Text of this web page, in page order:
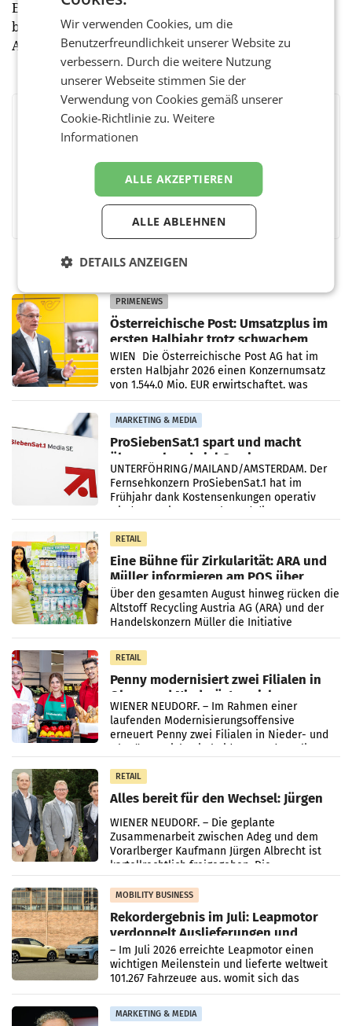
Entwicklungspotenzial aufweisen, überzeugt Copilot
bereits jetzt durch seinen praktischen Nutzen im
Arbeitsalltag.
BEWERTEN SIE DIESEN ARTIKEL
TwitterMessengerWhatsAppLinkedInXING Teilen
PRIMENEWS
Österreichische Post: Umsatzplus im
ersten Halbjahr trotz schwachem
Briefgeschäft
WIEN Die Österreichische Post AG hat im
ersten Halbjahr 2026 einen Konzernumsatz
von 1.544,0 Mio. EUR erwirtschaftet, was
einem Plus von 3,8 Prozent gegenüber dem
Vergleichszeitraum
MARKETING & MEDIA
ProSiebenSat.1 spart und macht
überraschend viel Gewinn
UNTERFÖHRING/MAILAND/AMSTERDAM. Der
Fernsehkonzern ProSiebenSat.1 hat im
Frühjahr dank Kostensenkungen operativ
wieder Gewinn gemacht und die
RETAIL
Eine Bühne für Zirkularität: ARA und
Müller informieren am POS über
Kreislauffähigkeit
Über den gesamten August hinweg rücken die
Altstoff Recycling Austria AG (ARA) und der
Handelskonzern Müller die Initiative
„Kreislauf-Helden“ in allen österreichischen
Müller-Filialen
RETAIL
Penny modernisiert zwei Filialen in
Ober- und Niederösterreich
WIENER NEUDORF. – Im Rahmen einer
laufenden Modernisierungsoffensive
erneuert Penny zwei Filialen in Nieder- und
Oberösterreich. Die beiden Standorte liegen
RETAIL
Alles bereit für den Wechsel: Jürgen
Albrecht setzt ab 1.1.2027 auf Adeg
WIENER NEUDORF. – Die geplante
Zusammenarbeit zwischen Adeg und dem
Vorarlberger Kaufmann Jürgen Albrecht ist
kartellrechtlich freigegeben: Die
Bundeswettbewerbsbehörde und der
Bundeskartellanwalt
MOBILITY BUSINESS
Rekordergebnis im Juli: Leapmotor
verdoppelt Auslieferungen und
überschreitet die 100.000er-Marke
– Im Juli 2026 erreichte Leapmotor einen
wichtigen Meilenstein und lieferte weltweit
101.267 Fahrzeuge aus, womit sich das
Ergebnis gegenüber Juli 2025 mehr als
verdoppelte (+102
MARKETING & MEDIA
Wir verwenden Cookies, um die
Benutzerfreundlichkeit unserer Website zu
verbessern. Durch die weitere Nutzung
unserer Webseite stimmen Sie der
Verwendung von Cookies gemäß unserer
Cookie-Richtlinie zu.Weitere
Informationen
ALLE AKZEPTIEREN
ALLE ABLEHNEN
DETAILS ANZEIGEN